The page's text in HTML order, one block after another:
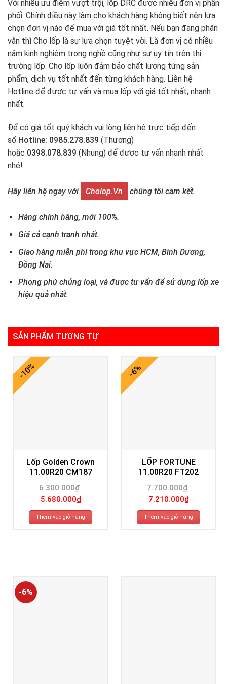
Với nhiều ưu điểm vượt trội, lốp DRC được nhiều đơn vị phân
phối. Chính điều này làm cho khách hàng không biết nên lựa
chọn đơn vị nào để mua với giá tốt nhất. Nếu bạn đang phân
vân thì Chợ lốp là sự lựa chọn tuyệt vời. Là đơn vị có nhiều
năm kinh nghiệm trong nghề cũng như sự uy tín trên thị
trường lốp. Chợ lốp luôn đảm bảo chất lượng từng sản
phẩm, dịch vụ tốt nhất đến từng khách hàng. Liên hệ
Hotline để được tư vấn và mua lốp với giá tốt nhất, nhanh
nhất.
Để có giá tốt quý khách vui lòng liên hệ trực tiếp đến
số Hotline: 0985.278.839 (Thương)
hoặc 0398.078.839 (Nhung) để được tư vấn nhanh nhất
nhé!
Hãy liên hệ ngay với Cholop.vn chúng tôi cam kết.
Hàng chính hãng, mới 100%.
Giá cả cạnh tranh nhất.
Giao hàng miễn phí trong khu vực HCM, Bình Dương,
Đồng Nai.
Phong phú chủng loại, và được tư vấn để sử dụng lốp xe
hiệu quả nhất.
SẢN PHẨM TƯƠNG TỰ
-10%
Lốp Golden Crown
11.00R20 CM187
6.300.000₫
Giá
gốc
là:
6.300.000₫.
5.680.000₫Giá
hiện
tại
là:
5.680.000₫.
Thêm vào giỏ hàng
-6%
LỐP FORTUNE
11.00R20 FT202
7.700.000₫
Giá
gốc
là:
7.700.000₫.
7.210.000₫Giá
hiện
tại
là:
7.210.000₫.
Thêm vào giỏ hàng
-6%